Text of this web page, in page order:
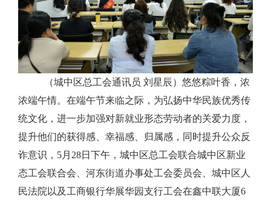
数据专题
（城中区总工会通讯员 刘星辰）悠悠粽叶香，浓
浓端午情。在端午节来临之际，为弘扬中华民族优秀传
统文化，进一步加强对新就业形态劳动者的关爱力度，
提升他们的获得感、幸福感、归属感， 同时提升公众反
诈意识 ， 5月28日下午，城中区总工会联合城中区新业
态工会联合会、河东街道办事处工会委员会、城中区人
民法院以及工商银行华展华园支行工会在鑫中联大厦6